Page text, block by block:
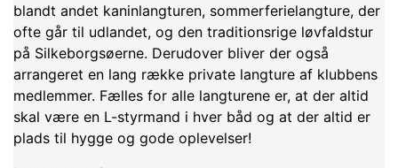
blandt andet kaninlangturen, sommerferielangture, der
ofte går til udlandet, og den traditionsrige løvfaldstur
på Silkeborgsøerne. Derudover bliver der også
arrangeret en lang række private langture af klubbens
medlemmer. Fælles for alle langturene er, at der altid
skal være en L-styrmand i hver båd og at der altid er
plads til hygge og gode oplevelser!